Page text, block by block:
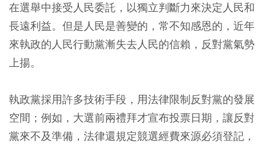
在選舉中接受人民委託，以獨立判斷力來決定人民和
長遠利益。但是人民是善變的，常不知感恩的，近年
來執政的人民行動黨漸失去人民的信賴，反對黨氣勢
上揚。
執政黨採用許多技術手段，用法律限制反對黨的發展
空間；例如，大選前兩禮拜才宣布投票日期，讓反對
黨來不及準備，法律還規定競選經費來源必須登記，